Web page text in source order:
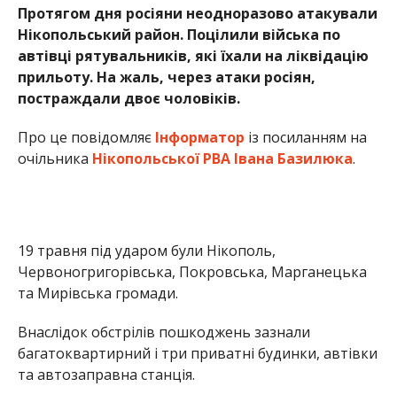
Протягом дня росіяни неодноразово атакували
Нікопольський район. Поцілили війська по
автівці рятувальників, які їхали на ліквідацію
прильоту. На жаль, через атаки росіян,
постраждали двоє чоловіків.
Про це повідомляє Інформатор із посиланням на
очільника Нікопольської РВА Івана Базилюка.
19 травня під ударом були Нікополь,
Червоногригорівська, Покровська, Марганецька
та Мирівська громади.
Внаслідок обстрілів пошкоджень зазнали
багатоквартирний і три приватні будинки, автівки
та автозаправна станція.